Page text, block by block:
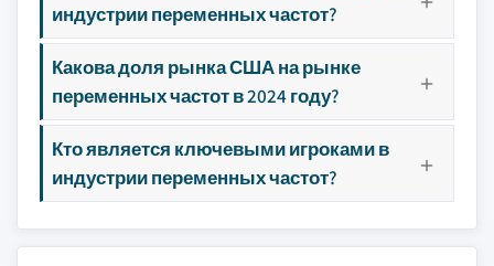
индустрии переменных частот?
Какова доля рынка США на рынке
переменных частот в 2024 году?
Кто является ключевыми игроками в
индустрии переменных частот?